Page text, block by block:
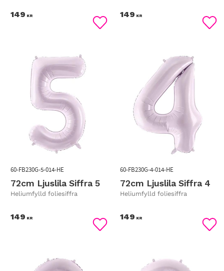
149 KR
Lägg till i favoriter
149 KR
72cm Ljuslila Siffra 5
Heliumfylld foliesiffra
60-FB230G-5-014-HE
149 KR
Lägg till i favoriter
72cm Ljuslila Siffra 4
Heliumfylld foliesiffra
60-FB230G-4-014-HE
149 KR